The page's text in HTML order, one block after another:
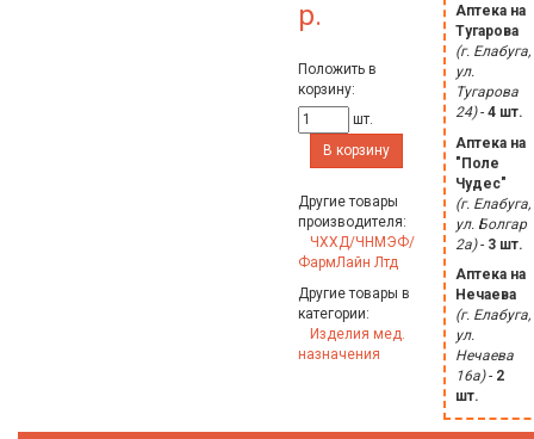
р.
Положить в
корзину:
шт.
В корзину
Другие товары
производителя:
ЧХХД/ЧНМЭФ/
ФармЛайн Лтд
Другие товары в
категории:
Изделия мед.
назначения
Аптека на
Тугарова
(г. Елабуга,
ул.
Тугарова
24)- 4 шт.
Аптека на
"Поле
Чудес"
(г. Елабуга,
ул. Болгар
2а)- 3 шт.
Аптека на
Нечаева
(г. Елабуга,
ул.
Нечаева
16а)- 2
шт.